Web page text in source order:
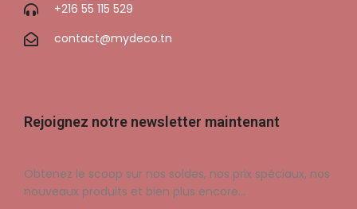
+216 55 115 529
contact@mydeco.tn
Rejoignez notre newsletter maintenant
Obtenez le scoop sur nos soldes, nos prix spéciaux, nos
nouveaux produits et bien plus encore…